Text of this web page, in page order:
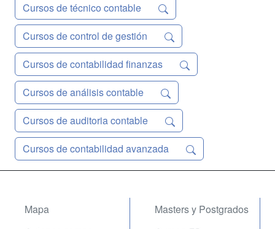
LIBROS AUXILIAR...
Cursos de técnico contable
Cursos de control de gestión
Cursos de contabilidad finanzas
Cursos de análisis contable
Cursos de auditoria contable
Cursos de contabilidad avanzada
Mapa
Masters y Postgrados